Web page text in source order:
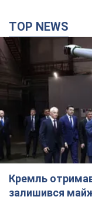
TOP NEWS
Кремль
залишився